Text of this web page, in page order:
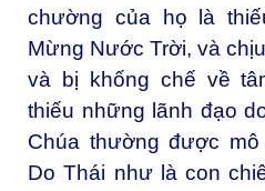
chường của họ là
Mừng Nước Trời, và
và bị khống chế về
thiếu những lãnh đạo
Chúa thường được
Do Thái như là con